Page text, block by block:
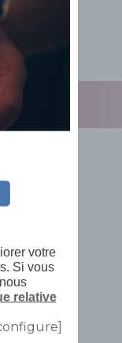
votre
Si vous
relative